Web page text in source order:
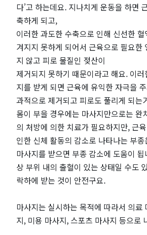
엇
일
까?
마
짱
이
알
려
드
다’고 하는데요. 지나치게 운동을 하면
축하게 되고,
이러한 과도한 수축으로 인해 신선한
겨지지 못하게 되어서 근육으로 필요한
지 않고 피로 물질인 젖산이
제거되지 못하기 때문이라고 해요. 이
지를 받게 되면 근육에 유익한 자극을
과적으로 제거되고 피로도 풀리게 되는
몸이 부을 경우에는 마사지만으로는 완
의 처방에 의한 치료가 필요하지만, 근
인한 신체 활동의 감소로 나타나는 부종
마사지를 받으면 부종 감소에 도움이
상 부위 내의 출혈이 있는 상태일 수도
락하에 받는 것이 안전구요.
마사지는 실시하는 목적에 따라서 의료
지, 미용 마사지, 스포츠 마사지 등으로